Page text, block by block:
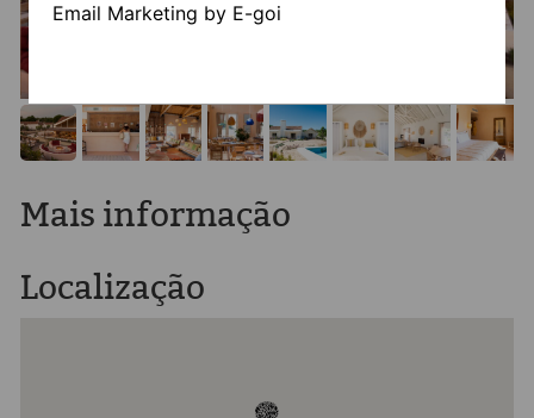
Email Marketing by E-goi
Mais informação
Localização